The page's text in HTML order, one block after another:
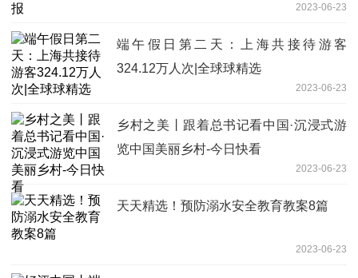
2023-06-23
端午假日第二天：上海共接待游客
324.12万人次|全球球精选
2023-06-23
乡村之美丨跟着总书记看中国·沉浸式游
览中国美丽乡村-今日快看
2023-06-23
天天精选！预防溺水安全教育教案8篇
2023-06-23